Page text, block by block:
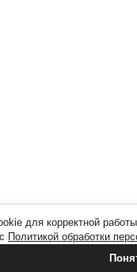
для корректной
Политикой обработки